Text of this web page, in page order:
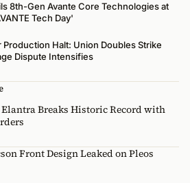
8th-Gen Avante Core Technologies at
Tech Day'
Production Halt: Union Doubles Strike
Dispute Intensifies
Breaks Historic Record with
Front Design Leaked on Pleos